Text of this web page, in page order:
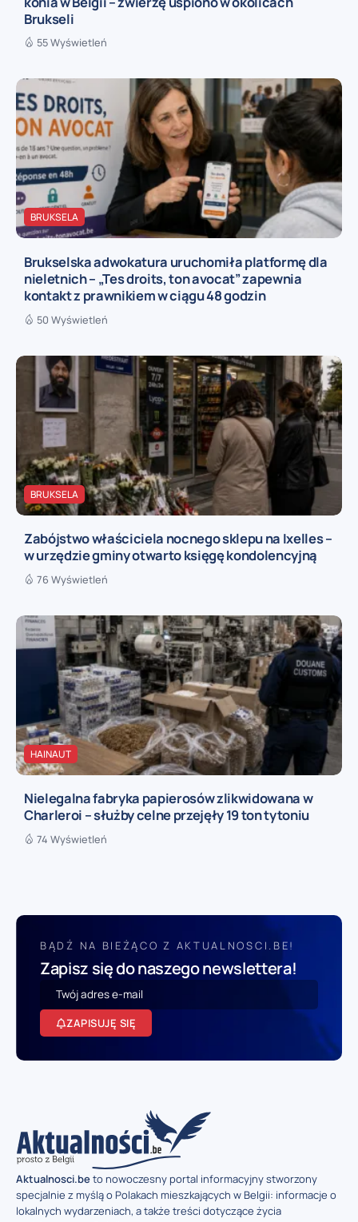
Brukseli
55 Wyświetleń
BRUKSELA
Brukselska adwokatura uruchomiła platformę dla
nieletnich – „Tes droits, ton avocat” zapewnia
kontakt z prawnikiem w ciągu 48 godzin
50 Wyświetleń
BRUKSELA
Zabójstwo właściciela nocnego sklepu na Ixelles –
w urzędzie gminy otwarto księgę kondolencyjną
76 Wyświetleń
HAINAUT
Nielegalna fabryka papierosów zlikwidowana w
Charleroi – służby celne przejęły 19 ton tytoniu
74 Wyświetleń
BĄDŹ NA BIEŻĄCO Z AKTUALNOSCI.BE!
Zapisz się do naszego newslettera!
ZAPISUJĘ SIĘ
Aktualnosci.beto nowoczesny portal informacyjny stworzony
specjalnie z myślą o Polakach mieszkających w Belgii: informacje o
lokalnych wydarzeniach, a także treści dotyczące życia